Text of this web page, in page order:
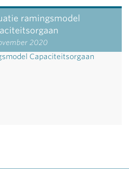
ramingsmodel
2020
Capaciteitsorgaan